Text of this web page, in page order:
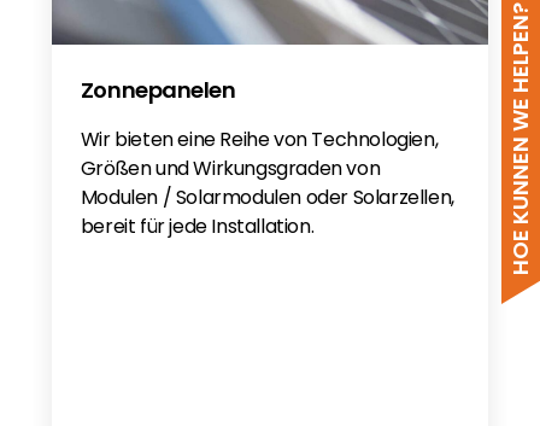
HOE KUNNEN WE HELPEN?
Zonnepanelen
Wir bieten eine Reihe von Technologien,
Größen und Wirkungsgraden von
Modulen / Solarmodulen oder Solarzellen,
bereit für jede Installation.